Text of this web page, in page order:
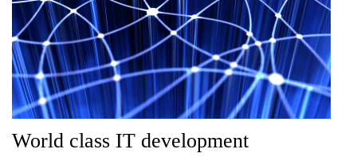
World class IT development